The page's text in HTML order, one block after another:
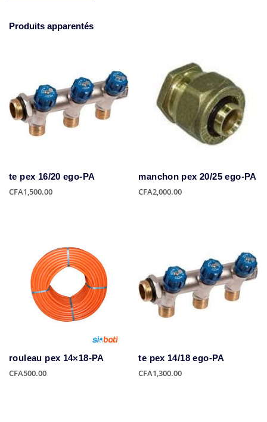
Produits apparentés
te pex 16/20 ego-PA
CFA1,500.00
manchon pex 20/25 ego-PA
CFA2,000.00
rouleau pex 14×18-PA
CFA500.00
te pex 14/18 ego-PA
CFA1,300.00